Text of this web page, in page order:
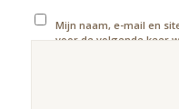
Mijn naam, e-mail en
voor de volgende keer